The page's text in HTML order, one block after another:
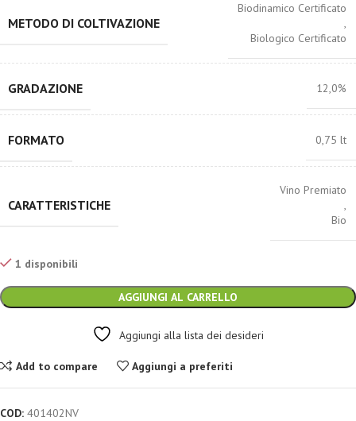
METODO DI COLTIVAZIONE
Biodinamico Certificato
,
Biologico Certificato
GRADAZIONE 12,0%
FORMATO 0,75 lt
CARATTERISTICHE
Vino Premiato
,
Bio
1 disponibili
AGGIUNGI AL CARRELLO
Aggiungi alla lista dei desideri
Add to compare Aggiungi a preferiti
COD: 401402NV